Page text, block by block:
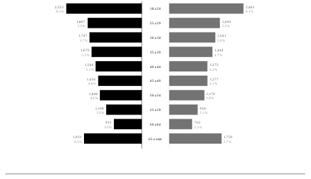
2,523
8.3%
2,481
8.1%
18 a 24
1,807
5.9%
1,693
5.5%
25 a 29
1,747
5.7%
1,541
5.0%
30 a 34
1,679
5.5%
1,444
4.7%
35 a 39
1,544
5.1%
1,275
4.2%
40 a 44
1,456
4.8%
1,277
4.2%
45 a 49
1,400
4.6%
1,176
3.8%
50 a 54
1,190
3.9%
950
3.1%
55 a 59
931
3.0%
765
2.5%
60 a 64
1,931
6.3%
1,750
5.7%
65 o más